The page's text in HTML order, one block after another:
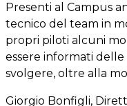
Presenti al Campus
tecnico del team in
propri piloti alcuni
essere informati
svolgere, oltre alla
Giorgio Bonfigli,